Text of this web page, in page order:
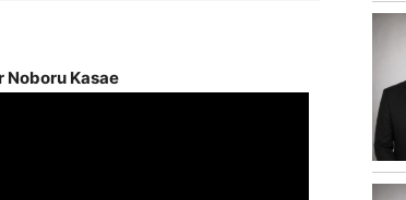
Noboru Kasae